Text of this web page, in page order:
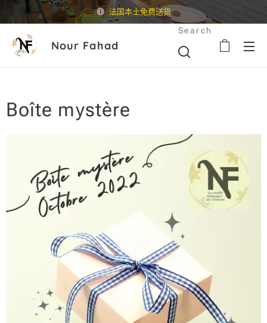
法国本土免费送货
Nour Fahad
Search
Boîte mystère